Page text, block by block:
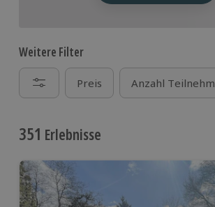
Weitere Filter
Preis Anzahl
351 Erlebnisse